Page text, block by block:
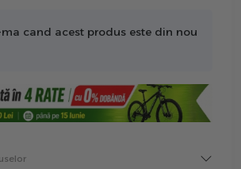
cand acest produs este din nou